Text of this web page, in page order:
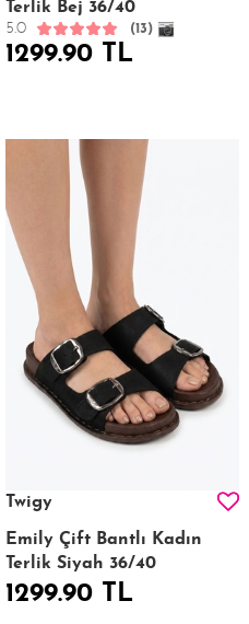
Terlik Bej 36/40
5.0 (13)
1299.90 TL
Twigy
Emily Çift Bantlı Kadın
Terlik Siyah 36/40
1299.90 TL